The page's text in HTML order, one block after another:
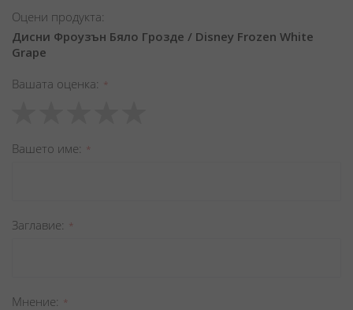
Оцени продукта:
Дисни Фроузън Бяло Грозде / Disney Frozen White
Grape
Вашата оценка
star
stars
stars
stars
stars
Вашето име
Заглавиe
Мнение